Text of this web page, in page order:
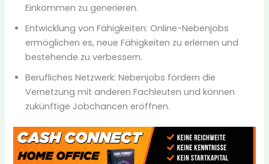
Einkommen zu generieren.
Entwicklung von Fähigkeiten: Online-Nebenjobs
ermöglichen es, neue Fähigkeiten zu erlernen und
bestehende zu verbessern.
Berufliches Netzwerk: Nebenjobs fördern die
Vernetzung mit anderen Fachleuten und können
zukünftige Jobchancen eröffnen.